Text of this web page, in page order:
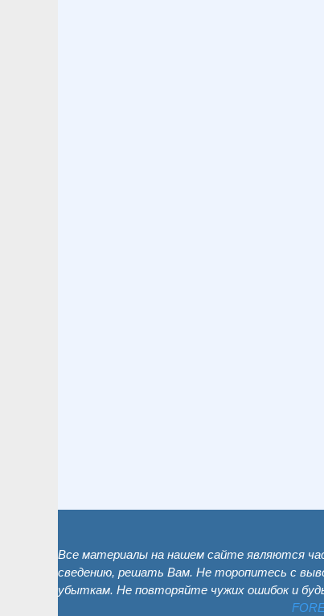
Все материалы на нашем сайте являются
сведению, решать Вам. Не торопитесь с
убыткам. Не повторяйте чужих ошибок и